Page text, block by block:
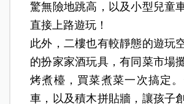
驚無險地跳高，以及小型兒童
直接上路遊玩！
此外，二樓也有較靜態的遊玩
的扮家家酒玩具，有同菜市場
烤煮檯，買菜煮菜一次搞定
車，以及積木拼貼牆，讓孩子